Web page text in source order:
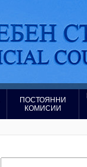
ПОСТОЯННИ
КОМИСИИ